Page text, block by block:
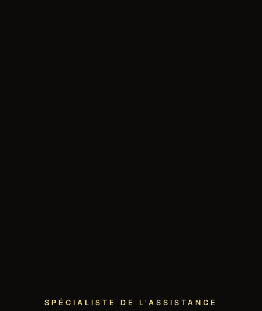
SPÉCIALISTE DE L'ASSISTANCE